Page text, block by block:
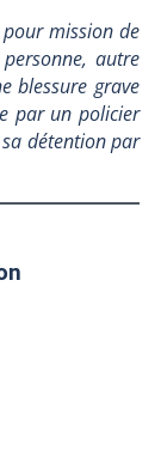
mission de
autre
blessure grave
par un policier
détention par